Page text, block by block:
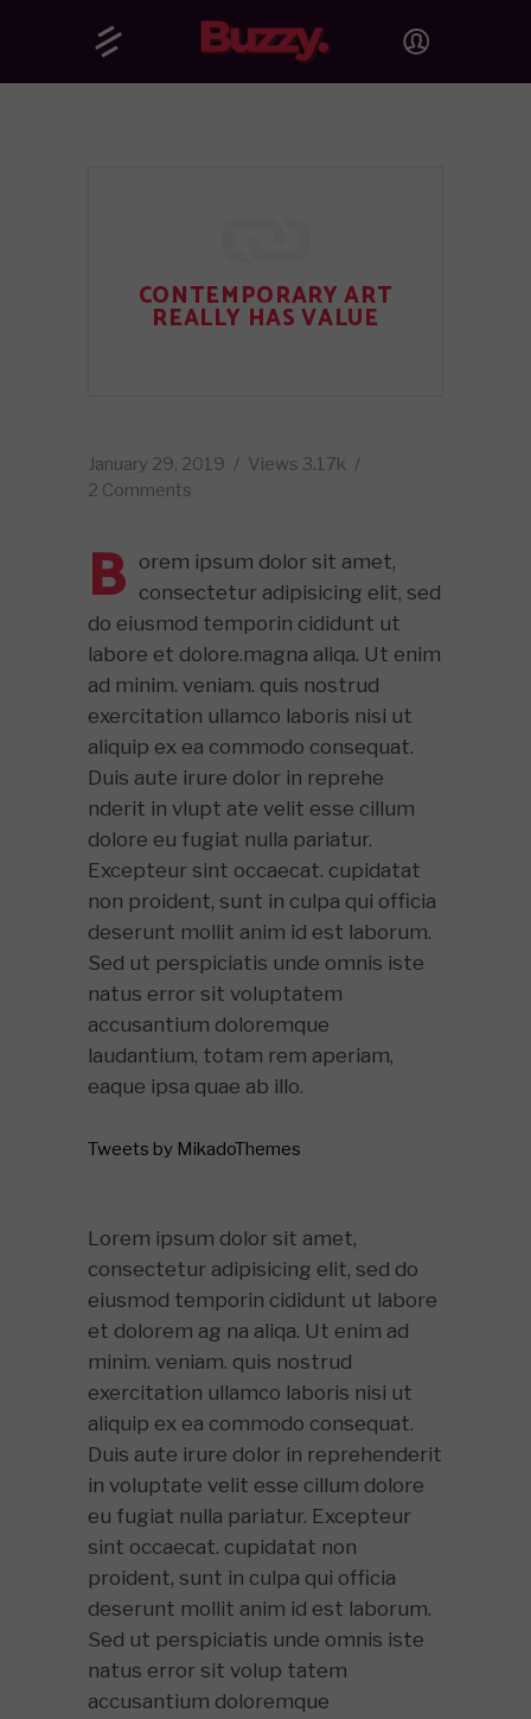
CONTEMPORARY ART
REALLY HAS VALUE
January 29, 2019 Views 3.17k
2 Comments
B orem ipsum dolor sit amet,
consectetur adipisicing elit, sed
do eiusmod temporin cididunt ut
labore et dolore.magna aliqa. Ut enim
ad minim. veniam. quis nostrud
exercitation ullamco laboris nisi ut
aliquip ex ea commodo consequat.
Duis aute irure dolor in reprehe
nderit in vlupt ate velit esse cillum
dolore eu fugiat nulla pariatur.
Excepteur sint occaecat. cupidatat
non proident, sunt in culpa qui officia
deserunt mollit anim id est laborum.
Sed ut perspiciatis unde omnis iste
natus error sit voluptatem
accusantium doloremque
laudantium, totam rem aperiam,
eaque ipsa quae ab illo.
Tweets by MikadoThemes
Lorem ipsum dolor sit amet,
consectetur adipisicing elit, sed do
eiusmod temporin cididunt ut labore
et dolorem ag na aliqa. Ut enim ad
minim. veniam. quis nostrud
exercitation ullamco laboris nisi ut
aliquip ex ea commodo consequat.
Duis aute irure dolor in reprehenderit
in voluptate velit esse cillum dolore
eu fugiat nulla pariatur. Excepteur
sint occaecat. cupidatat non
proident, sunt in culpa qui officia
deserunt mollit anim id est laborum.
Sed ut perspiciatis unde omnis iste
natus error sit volup tatem
accusantium doloremque